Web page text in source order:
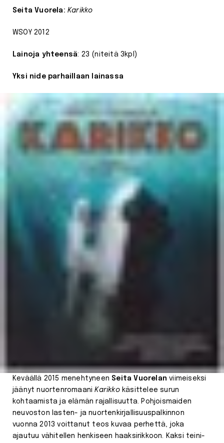
Seita Vuorela: Karikko
WSOY 2012
Lainoja yhteensä: 23 (niteitä 3kpl)
Yksi nide parhaillaan lainassa
Keväällä 2015 menehtyneen Seita Vuorelan viimeiseksi
jäänyt nuortenromaaniKarikkokäsittelee surun
kohtaamista ja elämän rajallisuutta. Pohjoismaiden
neuvoston lasten- ja nuortenkirjallisuuspalkinnon
vuonna 2013 voittanut teos kuvaa perhettä, joka
ajautuu vähitellen henkiseen haaksirikkoon. Kaksi teini-